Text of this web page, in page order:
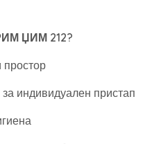
ЏИМ 212?
индивидуален пристап